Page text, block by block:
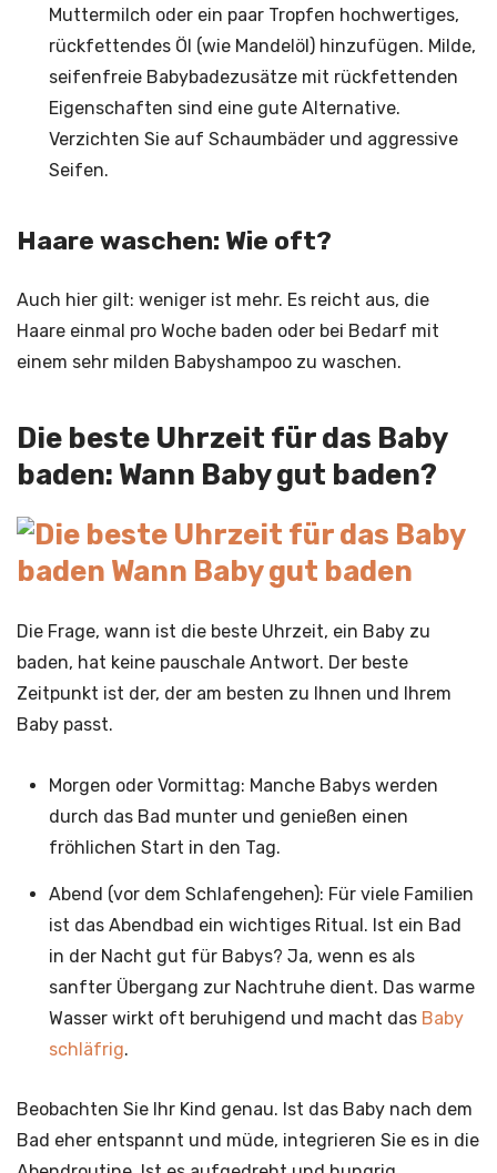
Muttermilch oder ein paar Tropfen hochwertiges,
rückfettendes Öl (wie Mandelöl) hinzufügen. Milde,
seifenfreie Babybadezusätze mit rückfettenden
Eigenschaften sind eine gute Alternative.
Verzichten Sie auf Schaumbäder und aggressive
Seifen.
Haare waschen: Wie oft?
Auch hier gilt: weniger ist mehr. Es reicht aus, die
Haare einmal pro Woche baden oder bei Bedarf mit
einem sehr milden Babyshampoo zu waschen.
Die beste Uhrzeit für das Baby
baden: Wann Baby gut baden?
Die Frage, wann ist die beste Uhrzeit, ein Baby zu
baden, hat keine pauschale Antwort. Der beste
Zeitpunkt ist der, der am besten zu Ihnen und Ihrem
Baby passt.
Morgen oder Vormittag: Manche Babys werden
durch das Bad munter und genießen einen
fröhlichen Start in den Tag.
Abend (vor dem Schlafengehen): Für viele Familien
ist das Abendbad ein wichtiges Ritual. Ist ein Bad
in der Nacht gut für Babys? Ja, wenn es als
sanfter Übergang zur Nachtruhe dient. Das warme
Wasser wirkt oft beruhigend und macht das Baby
schläfrig.
Beobachten Sie Ihr Kind genau. Ist das Baby nach dem
Bad eher entspannt und müde, integrieren Sie es in die